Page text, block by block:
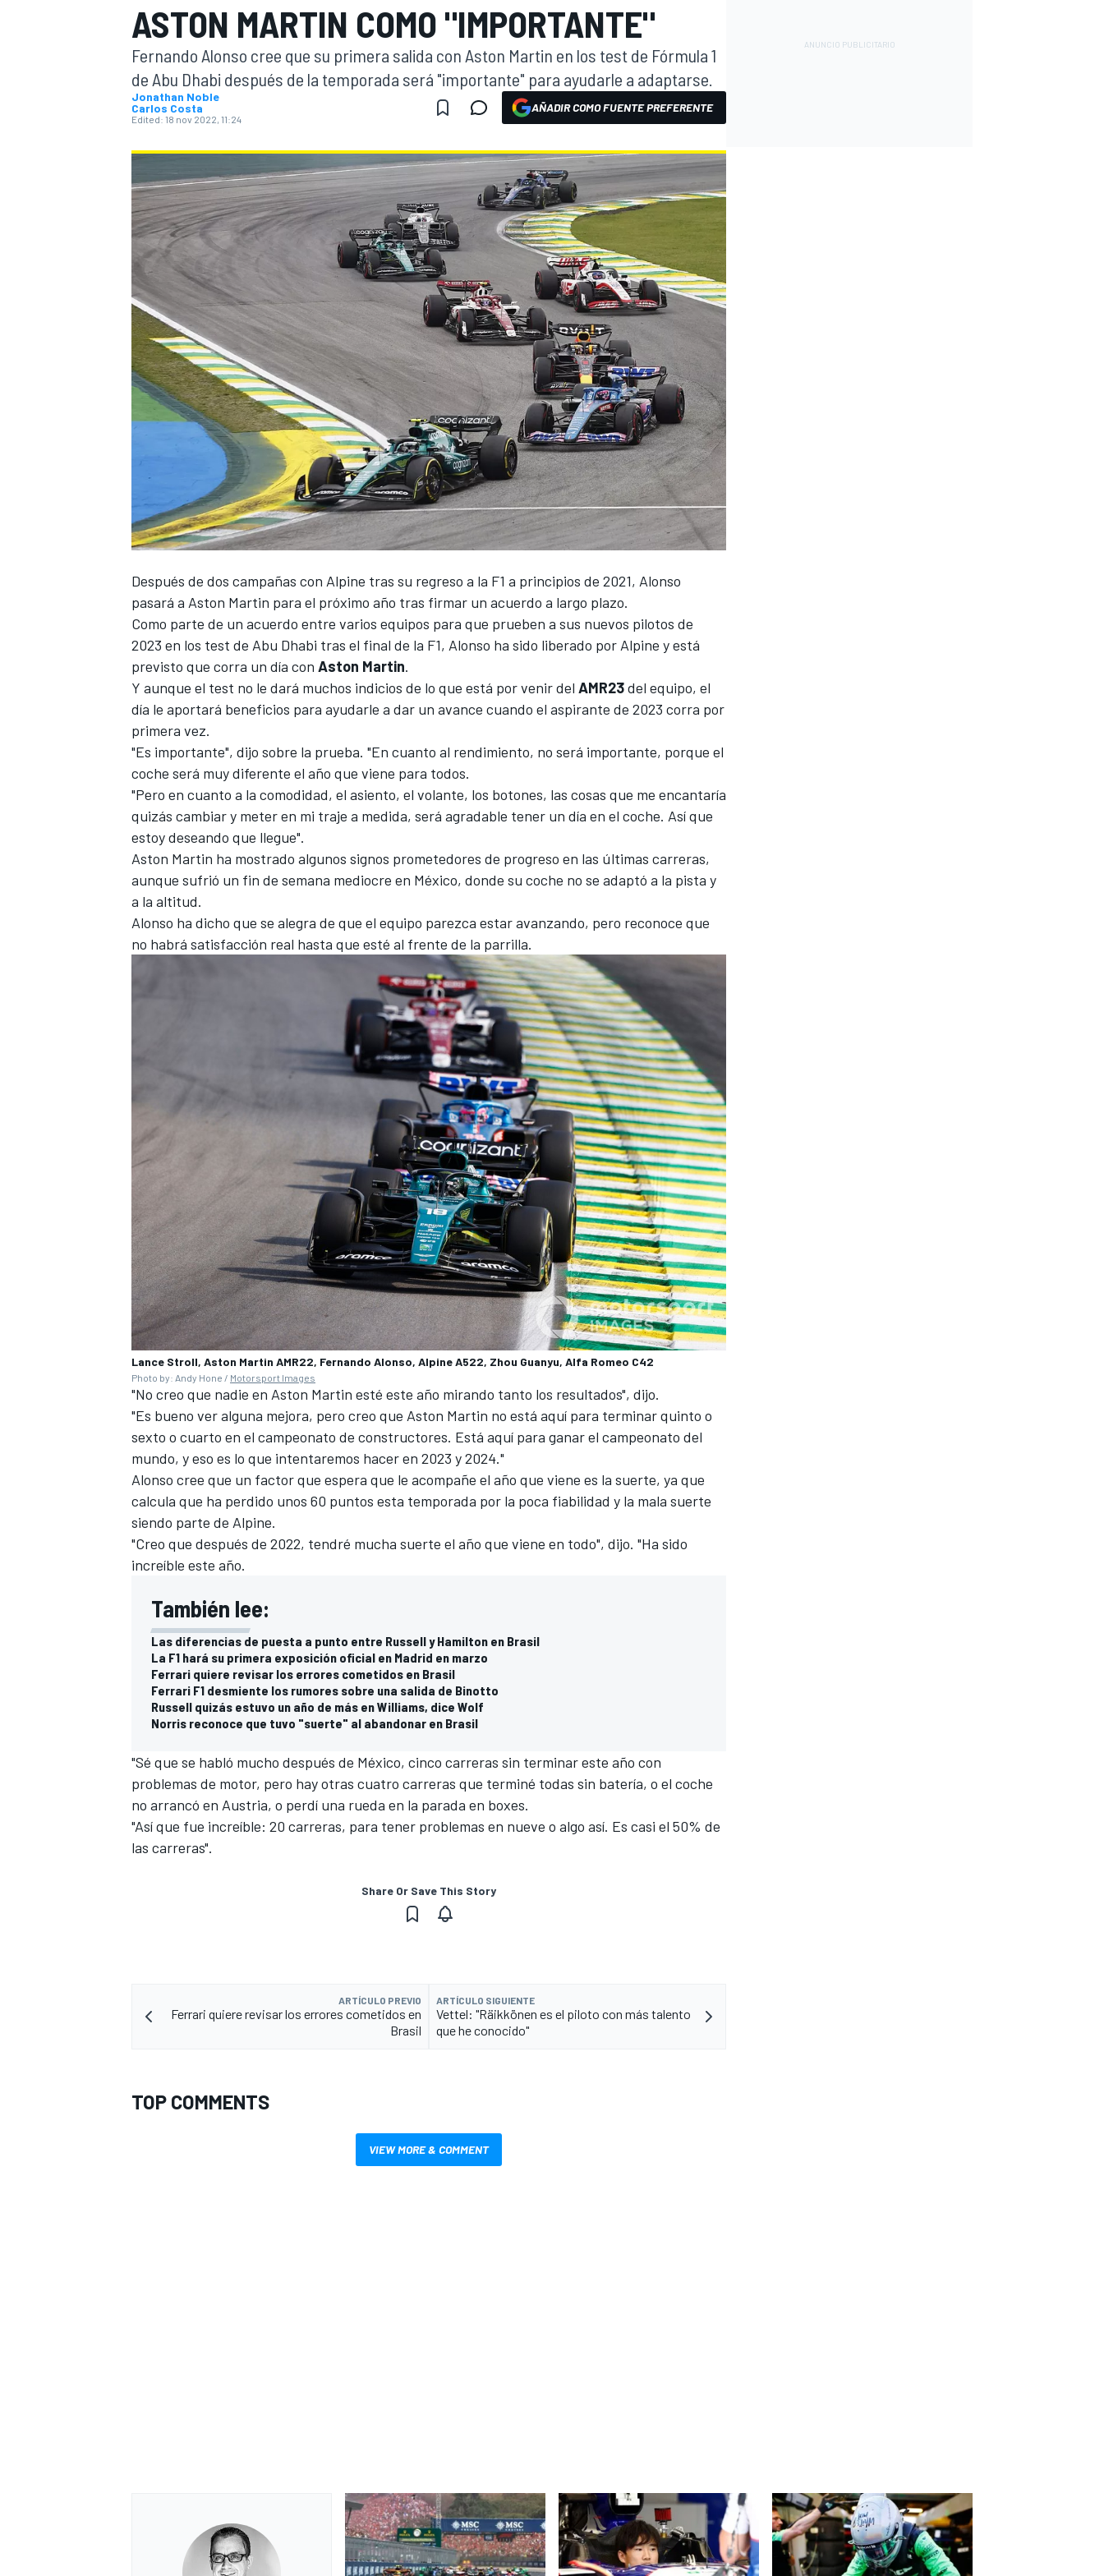
FÓRMULA E MOTO
INDYCARSPORTSCARRALLYTURISMO
MÁS
ASTON MARTIN COMO "IMPORTANTE"
Fernando Alonso cree que su primera salida con Aston Martin en los test de Fórmula 1
de Abu Dhabi después de la temporada será "importante" para ayudarle a adaptarse.
Jonathan Noble
Carlos Costa
Edited: 18 nov 2022, 11:24
AÑADIR COMO FUENTE PREFERENTE
Después de dos campañas con Alpine tras su regreso a la F1 a principios de 2021, Alonso
pasará a Aston Martin para el próximo año tras firmar un acuerdo a largo plazo.
Como parte de un acuerdo entre varios equipos para que prueben a sus nuevos pilotos de
2023 en los test de Abu Dhabi tras el final de la F1, Alonso ha sido liberado por Alpine y está
previsto que corra un día con Aston Martin.
Y aunque el test no le dará muchos indicios de lo que está por venir del AMR23del equipo, el
día le aportará beneficios para ayudarle a dar un avance cuando el aspirante de 2023 corra por
primera vez.
"Es importante", dijo sobre la prueba. "En cuanto al rendimiento, no será importante, porque el
coche será muy diferente el año que viene para todos.
"Pero en cuanto a la comodidad, el asiento, el volante, los botones, las cosas que me encantaría
quizás cambiar y meter en mi traje a medida, será agradable tener un día en el coche. Así que
estoy deseando que llegue".
Aston Martin ha mostrado algunos signos prometedores de progreso en las últimas carreras,
aunque sufrió un fin de semana mediocre en México, donde su coche no se adaptó a la pista y
a la altitud.
Alonso ha dicho que se alegra de que el equipo parezca estar avanzando, pero reconoce que
no habrá satisfacción real hasta que esté al frente de la parrilla.
Lance Stroll, Aston Martin AMR22, Fernando Alonso, Alpine A522, Zhou Guanyu, Alfa Romeo C42
Photo by: Andy Hone / Motorsport Images
"No creo que nadie en Aston Martin esté este año mirando tanto los resultados", dijo.
"Es bueno ver alguna mejora, pero creo que Aston Martin no está aquí para terminar quinto o
sexto o cuarto en el campeonato de constructores. Está aquí para ganar el campeonato del
mundo, y eso es lo que intentaremos hacer en 2023 y 2024."
Alonso cree que un factor que espera que le acompañe el año que viene es la suerte, ya que
calcula que ha perdido unos 60 puntos esta temporada por la poca fiabilidad y la mala suerte
siendo parte de Alpine.
"Creo que después de 2022, tendré mucha suerte el año que viene en todo", dijo. "Ha sido
increíble este año.
También lee:
Las diferencias de puesta a punto entre Russell y Hamilton en Brasil
La F1 hará su primera exposición oficial en Madrid en marzo
Ferrari quiere revisar los errores cometidos en Brasil
Ferrari F1 desmiente los rumores sobre una salida de Binotto
Russell quizás estuvo un año de más en Williams, dice Wolf
Norris reconoce que tuvo "suerte" al abandonar en Brasil
"Sé que se habló mucho después de México, cinco carreras sin terminar este año con
problemas de motor, pero hay otras cuatro carreras que terminé todas sin batería, o el coche
no arrancó en Austria, o perdí una rueda en la parada en boxes.
"Así que fue increíble: 20 carreras, para tener problemas en nueve o algo así. Es casi el 50% de
las carreras".
Share Or Save This Story
ARTÍCULO PREVIO
Ferrari quiere revisar los errores cometidos en
Brasil
ARTÍCULO SIGUIENTE
Vettel: "Räikkönen es el piloto con más talento
que he conocido"
TOP COMMENTS
VIEW MORE & COMMENT